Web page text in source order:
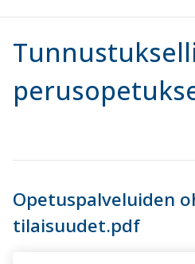
Opetuspalveluiden
tilaisuudet.pdf